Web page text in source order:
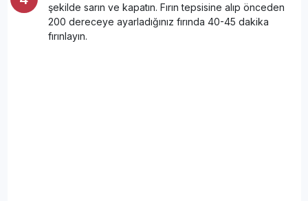
şekilde sarın ve kapatın. Fırın tepsisine alıp önceden
200 dereceye ayarladığınız fırında 40-45 dakika
fırınlayın.